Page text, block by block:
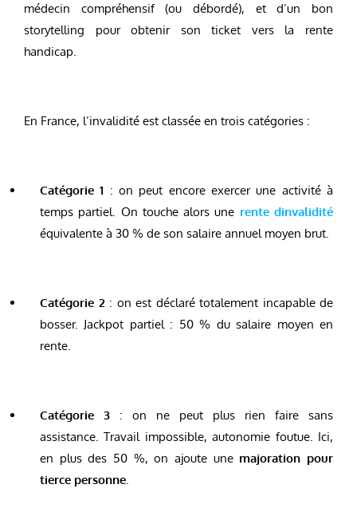
médecin compréhensif (ou débordé), et d’un bon
storytelling pour obtenir son ticket vers la rente
handicap.
En France, l’invalidité est classée en trois catégories :
Catégorie 1 : on peut encore exercer une activité à
temps partiel. On touche alors une rente dinvalidité
équivalente à 30 % de son salaire annuel moyen brut.
Catégorie 2 : on est déclaré totalement incapable de
bosser. Jackpot partiel : 50 % du salaire moyen en
rente.
Catégorie 3 : on ne peut plus rien faire sans
assistance. Travail impossible, autonomie foutue. Ici,
en plus des 50 %, on ajoute une majoration pour
tierce personne.